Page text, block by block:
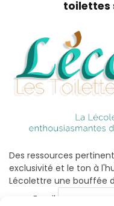
toilettes
Des ressources
exclusivité et le ton à
Lécolettre une bouffée
Email